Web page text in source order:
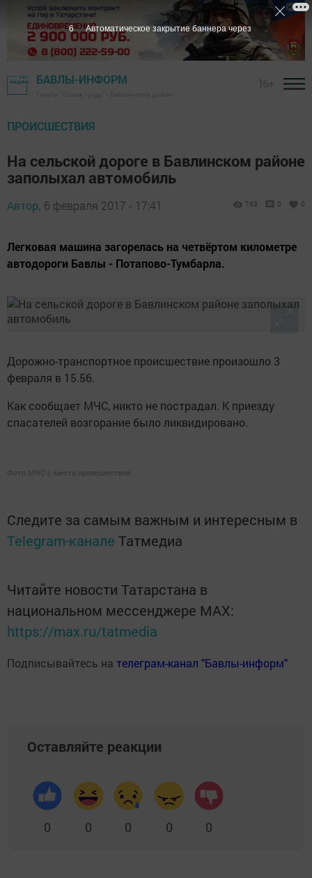
БАВЛЫ-ИНФОРМ
ПРОИСШЕСТВИЯ
На сельской дороге в Бавлинском районе
заполыхал автомобиль
Автор, 6 февраля 2017 - 17:41 763 0 0
Легковая машина загорелась на четвёртом километре
автодороги Бавлы - Потапово-Тумбарла.
Дорожно-транспортное происшествие произошло 3
февраля в 15.56.
Как сообщает МЧС, никто не пострадал. К приезду
спасателей возгорание было ликвидировано.
Фото МЧС с места происшествия
Следите за самым важным и интересным в
Telegram-канале Татмедиа
Читайте новости Татарстана в
национальном мессенджере MАХ:
https://max.ru/tatmedia
Подписывайтесь на телеграм-канал "Бавлы-информ"
Оставляйте реакции
0 0 0 0 0
5 Автоматическое закрытие баннера через